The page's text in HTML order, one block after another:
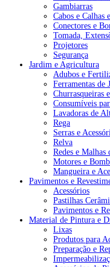
Gambiarras
Cabos e Calhas
Conectores e
Tomada,
Projetores
Segurança
Jardim e Agricultura
Adubos e
Ferramentas de
Churrasqueiras
Consumíveis
Lavadoras de
Rega
Serras e
Relva
Redes e Malhas
Motores e
Mangueira e
Pavimentos e
Acessórios
Pastilhas
Pavimentos e
Material de Pintura e
Lixas
Produtos para
Preparação e